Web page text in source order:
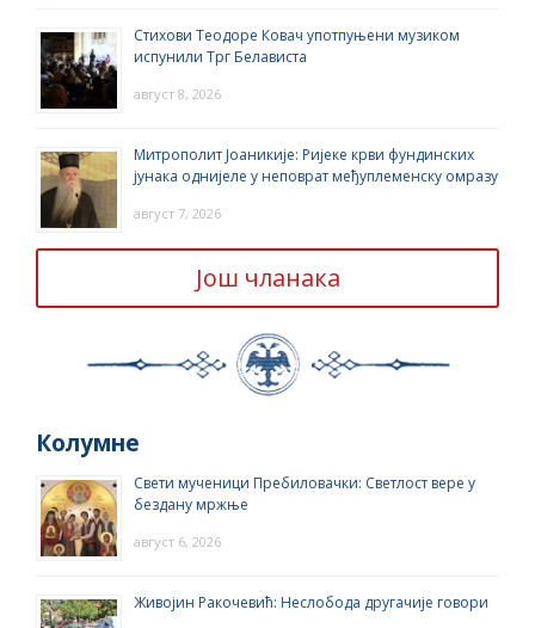
Стихови Теодоре Ковач употпуњени музиком
испунили Трг Белависта
август 8, 2026
Митрополит Јоаникије: Ријеке крви фундинских
јунака однијеле у неповрат међуплеменску омразу
август 7, 2026
Још чланака
Колумне
Свети мученици Пребиловачки: Светлост вере у
бездану мржње
август 6, 2026
Живојин Ракочевић: Неслобода другачије говори